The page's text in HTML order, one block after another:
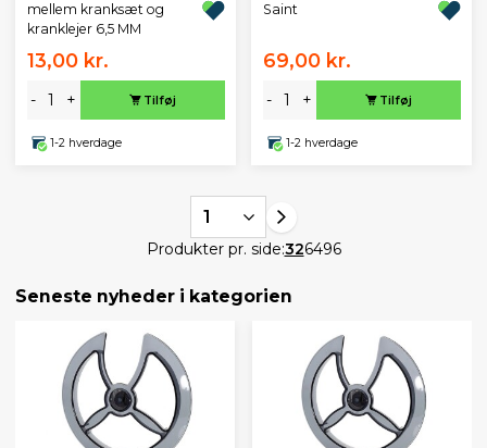
mellem kranksæt og
kranklejer 6,5 MM
13,00 kr.
- + Tilføj
1-2 hverdage
Saint
69,00 kr.
- + Tilføj
1-2 hverdage
1
Produkter pr. side:326496
Seneste nyheder i kategorien